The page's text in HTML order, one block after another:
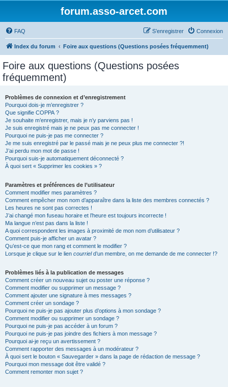
forum.asso-arcet.com
FAQ Connexion
S’enregistrer
Index du forum Foire aux questions (Questions posées fréquemment)
Foire aux questions (Questions posées
fréquemment)
Problèmes de connexion et d’enregistrement
Pourquoi dois-je m’enregistrer ?
Que signifie COPPA ?
Je souhaite m’enregistrer, mais je n’y parviens pas !
Je suis enregistré mais je ne peux pas me connecter !
Pourquoi ne puis-je pas me connecter ?
Je me suis enregistré par le passé mais je ne peux plus me connecter ?!
J’ai perdu mon mot de passe !
Pourquoi suis-je automatiquement déconnecté ?
À quoi sert « Supprimer les cookies » ?
Paramètres et préférences de l’utilisateur
Comment modifier mes paramètres ?
Comment empêcher mon nom d’apparaître dans la liste des membres connectés ?
Les heures ne sont pas correctes !
J’ai changé mon fuseau horaire et l’heure est toujours incorrecte !
Ma langue n’est pas dans la liste !
A quoi correspondent les images à proximité de mon nom d’utilisateur ?
Comment puis-je afficher un avatar ?
Qu’est-ce que mon rang et comment le modifier ?
Lorsque je clique sur le lien courrield’un membre, on me demande de me connecter !?
Problèmes liés à la publication de messages
Comment créer un nouveau sujet ou poster une réponse ?
Comment modifier ou supprimer un message ?
Comment ajouter une signature à mes messages ?
Comment créer un sondage ?
Pourquoi ne puis-je pas ajouter plus d’options à mon sondage ?
Comment modifier ou supprimer un sondage ?
Pourquoi ne puis-je pas accéder à un forum ?
Pourquoi ne puis-je pas joindre des fichiers à mon message ?
Pourquoi ai-je reçu un avertissement ?
Comment rapporter des messages à un modérateur ?
À quoi sert le bouton « Sauvegarder » dans la page de rédaction de message ?
Pourquoi mon message doit être validé ?
Comment remonter mon sujet ?